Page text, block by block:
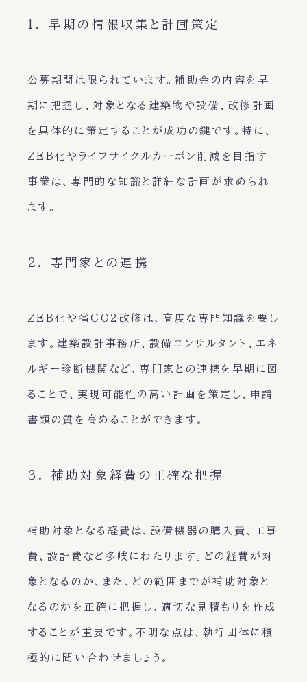
1. 早期の情報収集と計画策定
公募期間は限られています。補助金の内容を早
期に把握し、対象となる建築物や設備、改修計画
を具体的に策定することが成功の鍵です。特に、
ZEB化やライフサイクルカーボン削減を目指す
事業は、専門的な知識と詳細な計画が求められ
ます。
2. 専門家との連携
ZEB化や省CO2改修は、高度な専門知識を要し
ます。建築設計事務所、設備コンサルタント、エネ
ルギー診断機関など、専門家との連携を早期に図
ることで、実現可能性の高い計画を策定し、申請
書類の質を高めることができます。
3. 補助対象経費の正確な把握
補助対象となる経費は、設備機器の購入費、工事
費、設計費など多岐にわたります。どの経費が対
象となるのか、また、どの範囲までが補助対象と
なるのかを正確に把握し、適切な見積もりを作成
することが重要です。不明な点は、執行団体に積
極的に問い合わせましょう。